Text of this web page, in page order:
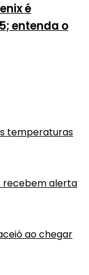
é
entenda o
temperaturas
recebem alerta
ao chegar